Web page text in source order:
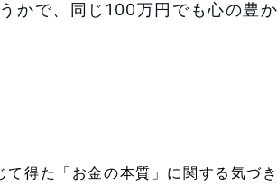
かで、同じ100万円でも心の豊
得た「お金の本質」に関する気づき